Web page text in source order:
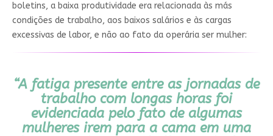
boletins, a baixa produtividade era relacionada às más
condições de trabalho, aos baixos salários e às cargas
excessivas de labor, e não ao fato da operária ser mulher:
“A fatiga presente entre as jornadas de
trabalho com longas horas foi
evidenciada pelo fato de algumas
mulheres irem para a cama em uma